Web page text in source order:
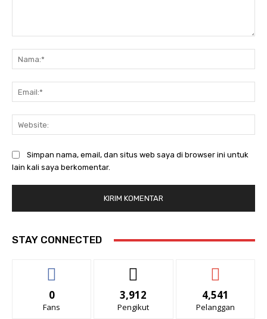
Simpan nama, email, dan situs web saya di browser ini untuk
lain kali saya berkomentar.
STAY CONNECTED
0
Fans
3,912
Pengikut
4,541
Pelanggan